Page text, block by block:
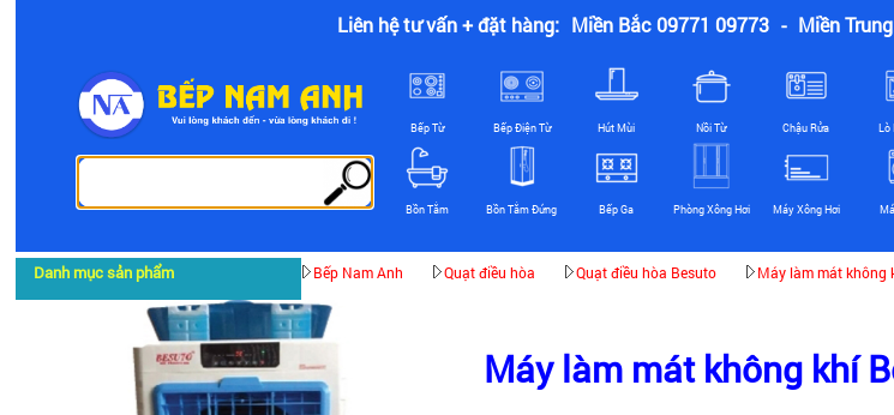
Liên hệ tư vấn + đặt hàng: Miền Bắc 09771 09773 - Miền
Bếp Từ Bếp Điện Từ Hút Mùi Nồi Từ Chậu Rửa Lò
Bồn Tắm Bồn Tắm Đứng Bếp Ga Phòng Xông Hơi Máy Xông Hơi
Danh mục sản phẩm Bếp Nam Anh Quạt điều hòa Quạt điều hòa Besuto Máy làm mát không
Máy làm mát không khí